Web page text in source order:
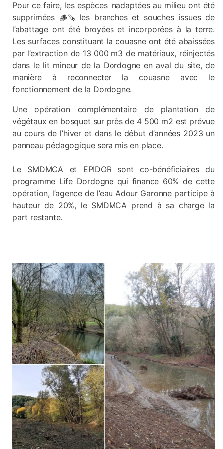
Pour ce faire, les espèces inadaptées au milieu ont été
supprimées 🪵🪚 les branches et souches issues de
l’abattage ont été broyées et incorporées à la terre.
Les surfaces constituant la couasne ont été abaissées
par l’extraction de 13 000 m3 de matériaux, réinjectés
dans le lit mineur de la Dordogne en aval du site, de
manière à reconnecter la couasne avec le
fonctionnement de la Dordogne.
Une opération complémentaire de plantation de
végétaux en bosquet sur près de 4 500 m2 est prévue
au cours de l’hiver et dans le début d’années 2023 un
panneau pédagogique sera mis en place.
Le SMDMCA et EPIDOR sont co-bénéficiaires du
programme Life Dordogne qui finance 60% de cette
opération, l’agence de l’eau Adour Garonne participe à
hauteur de 20%, le SMDMCA prend à sa charge la
part restante.